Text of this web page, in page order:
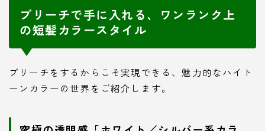
ブリーチで手に入れる、ワンランク上
の短髪カラースタイル
ブリーチをするからこそ実現できる、魅力的なハイト
ーンカラーの世界をご紹介します。